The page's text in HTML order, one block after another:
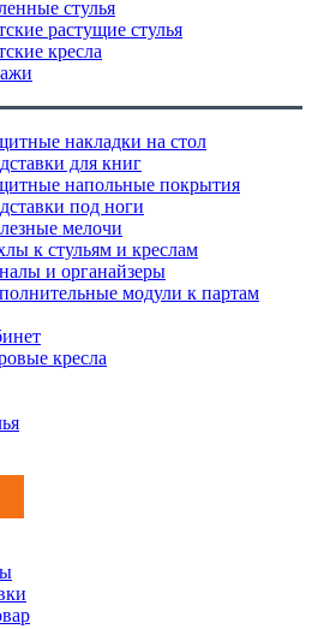
стулья
растущие стулья
кресла
накладки на стол
для книг
напольные покрытия
под ноги
мелочи
к стульям и креслам
и органайзеры
модули к партам
кресла